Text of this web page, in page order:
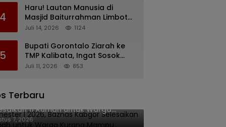
4
Haru! Lautan Manusia di
Masjid Baiturrahman Limboto,
Kirim Doa untuk Almarhum
Juli 14, 2026 1124
5
Bupati Gorontalo Ziarah ke
TMP Kalibata, Ingat Sosok
Rachmat Gobel
Juli 11, 2026 853
Terbaru
I 2026, Baznas Kabgor
11 Rumah untuk Warga
Mampu
7, 2026